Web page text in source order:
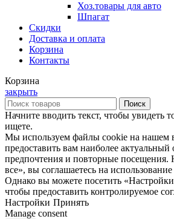
Хоз.товары для авто
Шпагат
Скидки
Доставка и оплата
Корзина
Контакты
Корзина
закрыть
Поиск
Начните вводить текст, чтобы увидеть
ищете.
Мы используем файлы cookie на нашем
предоставить вам наиболее
предпочтения и повторные
все», вы соглашаетесь на
Однако вы можете посетить
чтобы предоставить контролируемое
Настройки Принять
Manage consent